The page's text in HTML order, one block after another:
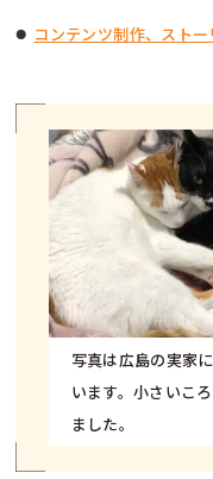
コンテンツ制作、スト
写真は広島の実家
います。小さいこ
ました。